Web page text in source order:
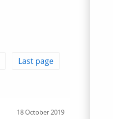
Last page
18 October 2019